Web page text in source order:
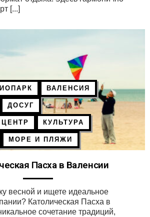
[...]
ВАЛЕНСИЯ
ДОСУГ
КУЛЬТУРА
МОРЕ И ПЛЯЖИ
Пасха в Валенсии
весной и ищете идеальное
Католическая Пасха в
сочетание традиций,